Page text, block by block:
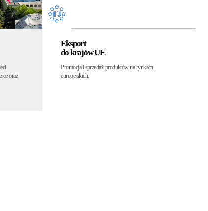
Logistyka
i magazynowanie
Kompleksowe wsparcie logistyczne, magazyn pod
Warszawą oraz współpraca z wiodącymi firmami